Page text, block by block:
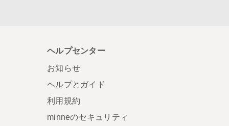
ヘルプセンター
お知らせ
ヘルプとガイド
利用規約
minneのセキュリティ